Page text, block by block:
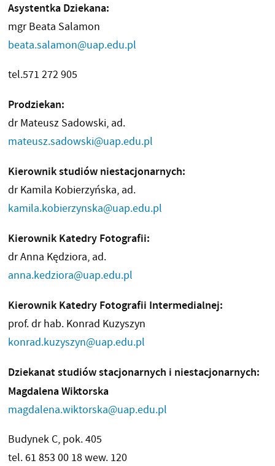
Asystentka Dziekana:
mgr Beata Salamon
beata.salamon@uap.edu.pl
tel.571 272 905
Prodziekan:
dr Mateusz Sadowski, ad.
mateusz.sadowski@uap.edu.pl
Kierownik studiów niestacjonarnych:
dr Kamila Kobierzyńska, ad.
kamila.kobierzynska@uap.edu.pl
Kierownik Katedry Fotografii:
dr Anna Kędziora, ad.
anna.kedziora@uap.edu.pl
Kierownik Katedry Fotografii Intermedialnej:
prof. dr hab. Konrad Kuzyszyn
konrad.kuzyszyn@uap.edu.pl
Dziekanat studiów stacjonarnych i niestacjonarnych:
Magdalena Wiktorska
magdalena.wiktorska@uap.edu.pl
Budynek C, pok. 405
tel.61 853 00 18 wew. 120